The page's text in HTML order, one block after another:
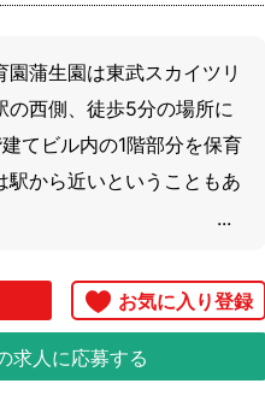
園蒲生園は東武スカイツリ
の西側、徒歩5分の場所に
てビル内の1階部分を保育
駅から近いということもあ
ト】
求人に応募する
久喜市
熊谷市
狭山市
志木市
所沢市
戸田市
東松山市
日高市
八潮市